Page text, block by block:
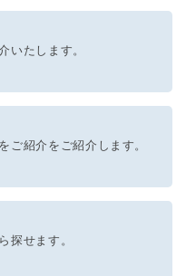
いたします。
ご紹介をご紹介します。
探せます。